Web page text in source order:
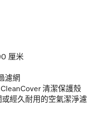
厘米
濾網
清潔保護殼
經久耐用的空氣潔淨濾